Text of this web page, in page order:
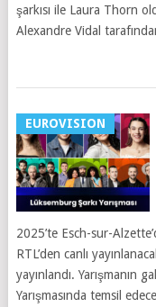
şarkısı ile Laura Thorn
Alexandre Vidal
EUROVISION
2025’te Esch-sur-
RTL’den canlı
yayınlandı. Yarışmanın
Yarışmasında temsil